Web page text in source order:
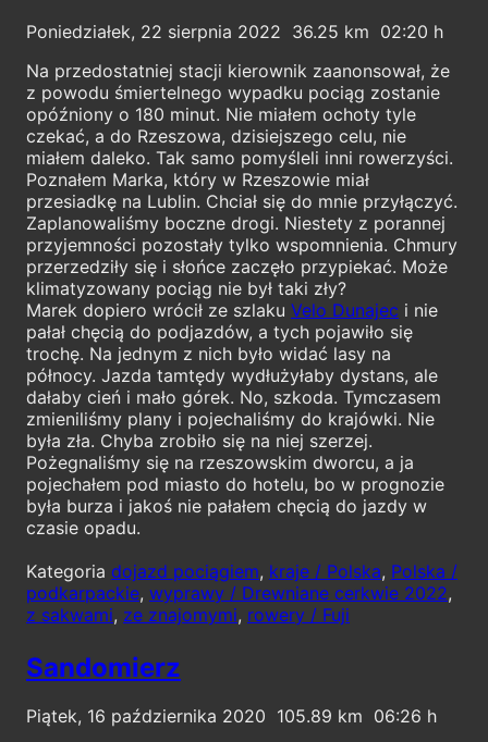
Poniedziałek, 22 sierpnia 2022 36.25
02:20
Na przedostatniej stacji kierownik zaanonsował, że
z powodu śmiertelnego wypadku pociąg zostanie
opóźniony o 180 minut. Nie miałem ochoty tyle
czekać, a do Rzeszowa, dzisiejszego celu, nie
miałem daleko. Tak samo pomyśleli inni rowerzyści.
Poznałem Marka, który w Rzeszowie miał
przesiadkę na Lublin. Chciał się do mnie przyłączyć.
Zaplanowaliśmy boczne drogi. Niestety z porannej
przyjemności pozostały tylko wspomnienia. Chmury
przerzedziły się i słońce zaczęło przypiekać. Może
klimatyzowany pociąg nie był taki zły?
Marek dopiero wrócił ze szlaku Velo Dunajec i nie
pałał chęcią do podjazdów, a tych pojawiło się
trochę. Na jednym z nich było widać lasy na
północy. Jazda tamtędy wydłużyłaby dystans, ale
dałaby cień i mało górek. No, szkoda. Tymczasem
zmieniliśmy plany i pojechaliśmy do krajówki. Nie
była zła. Chyba zrobiło się na niej szerzej.
Pożegnaliśmy się na rzeszowskim dworcu, a ja
pojechałem pod miasto do hotelu, bo w prognozie
była burza i jakoś nie pałałem chęcią do jazdy w
czasie opadu.
Kategoria dojazd pociągiem, kraje / Polska, Polska /
podkarpackie, wyprawy / Drewniane cerkwie 2022,
z sakwami, ze znajomymi, rowery / Fuji
Sandomierz
Piątek, 16 października 2020 105.89
06:26